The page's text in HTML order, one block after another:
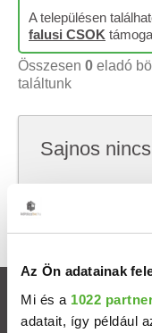
Az Ön adatainak
Mi és a 1022
adatait, így például
A településen
falusi CSOK
Összesen 0 eladó
találtunk
Sajnos
keresni, hátha
Ingatlanok